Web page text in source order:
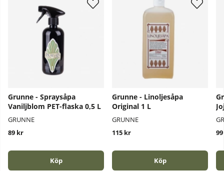
Grunne - Spraysåpa
Vaniljblom PET-flaska 0,5 L
GRUNNE
89 kr
Köp
Grunne - Linoljesåpa
Original 1 L
GRUNNE
115 kr
Köp